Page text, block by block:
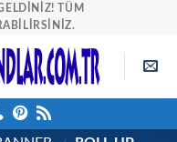
TÜM